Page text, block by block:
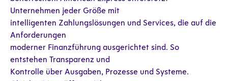
Unternehmen jeder Größe mit
intelligenten Zahlungslösungen und Services, die auf die
Anforderungen
moderner Finanzführung ausgerichtet sind. So
entstehen Transparenz und
Kontrolle über Ausgaben, Prozesse und Systeme.